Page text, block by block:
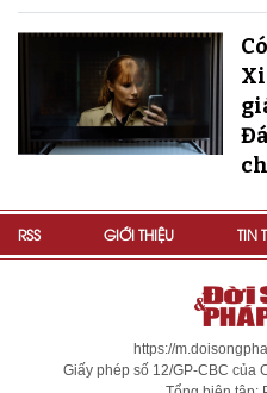
RSS GIỚI THIỆU TIN
https://
Giấy phép số 12/GP-CBC của